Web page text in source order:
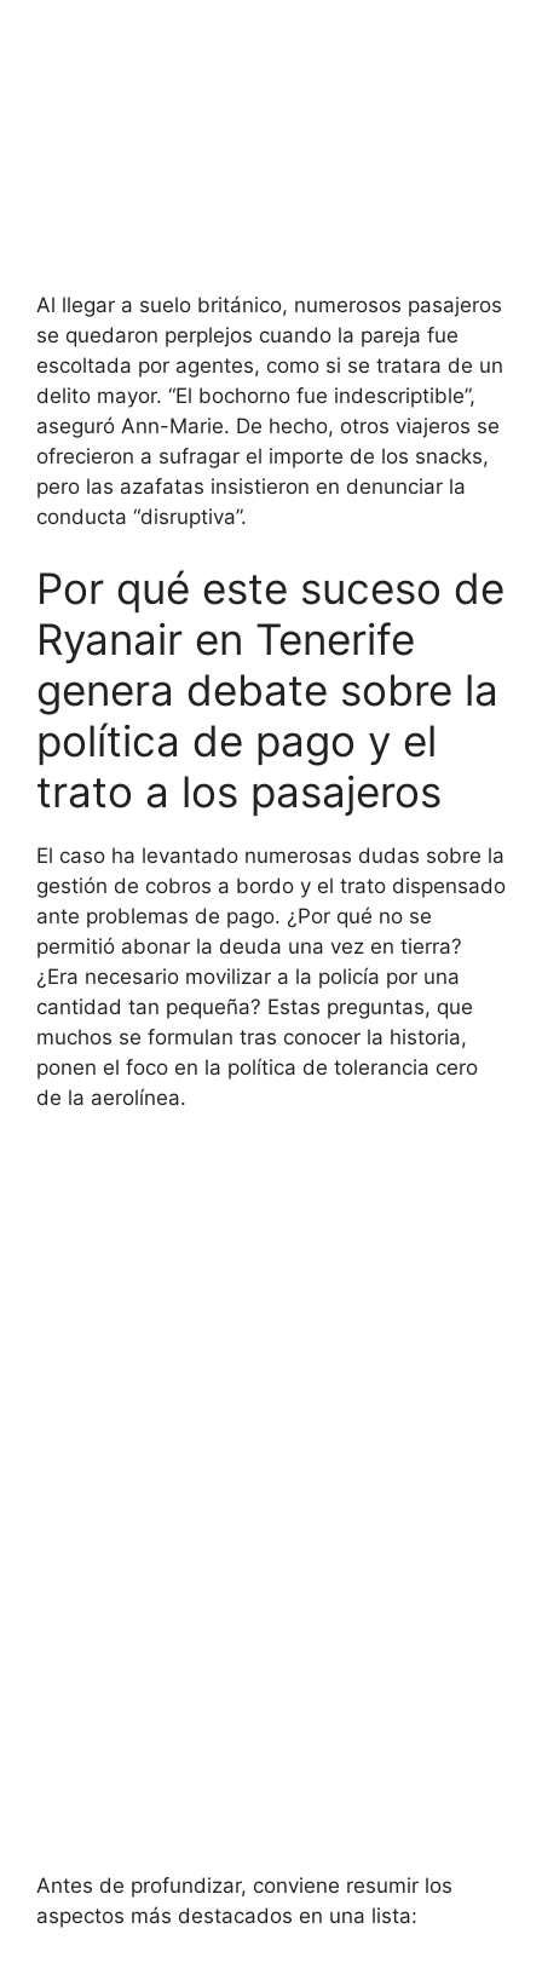
Al llegar a suelo británico, numerosos pasajeros
se quedaron perplejos cuando la pareja fue
escoltada por agentes, como si se tratara de un
delito mayor. “El bochorno fue indescriptible”,
aseguró Ann-Marie. De hecho, otros viajeros se
ofrecieron a sufragar el importe de los snacks,
pero las azafatas insistieron en denunciar la
conducta “disruptiva”.
Por qué este suceso de
Ryanair en Tenerife
genera debate sobre la
política de pago y el
trato a los pasajeros
El caso ha levantado numerosas dudas sobre la
gestión de cobros a bordo y el trato dispensado
ante problemas de pago. ¿Por qué no se
permitió abonar la deuda una vez en tierra?
¿Era necesario movilizar a la policía por una
cantidad tan pequeña? Estas preguntas, que
muchos se formulan tras conocer la historia,
ponen el foco en la política de tolerancia cero
de la aerolínea.
Antes de profundizar, conviene resumir los
aspectos más destacados en una lista: